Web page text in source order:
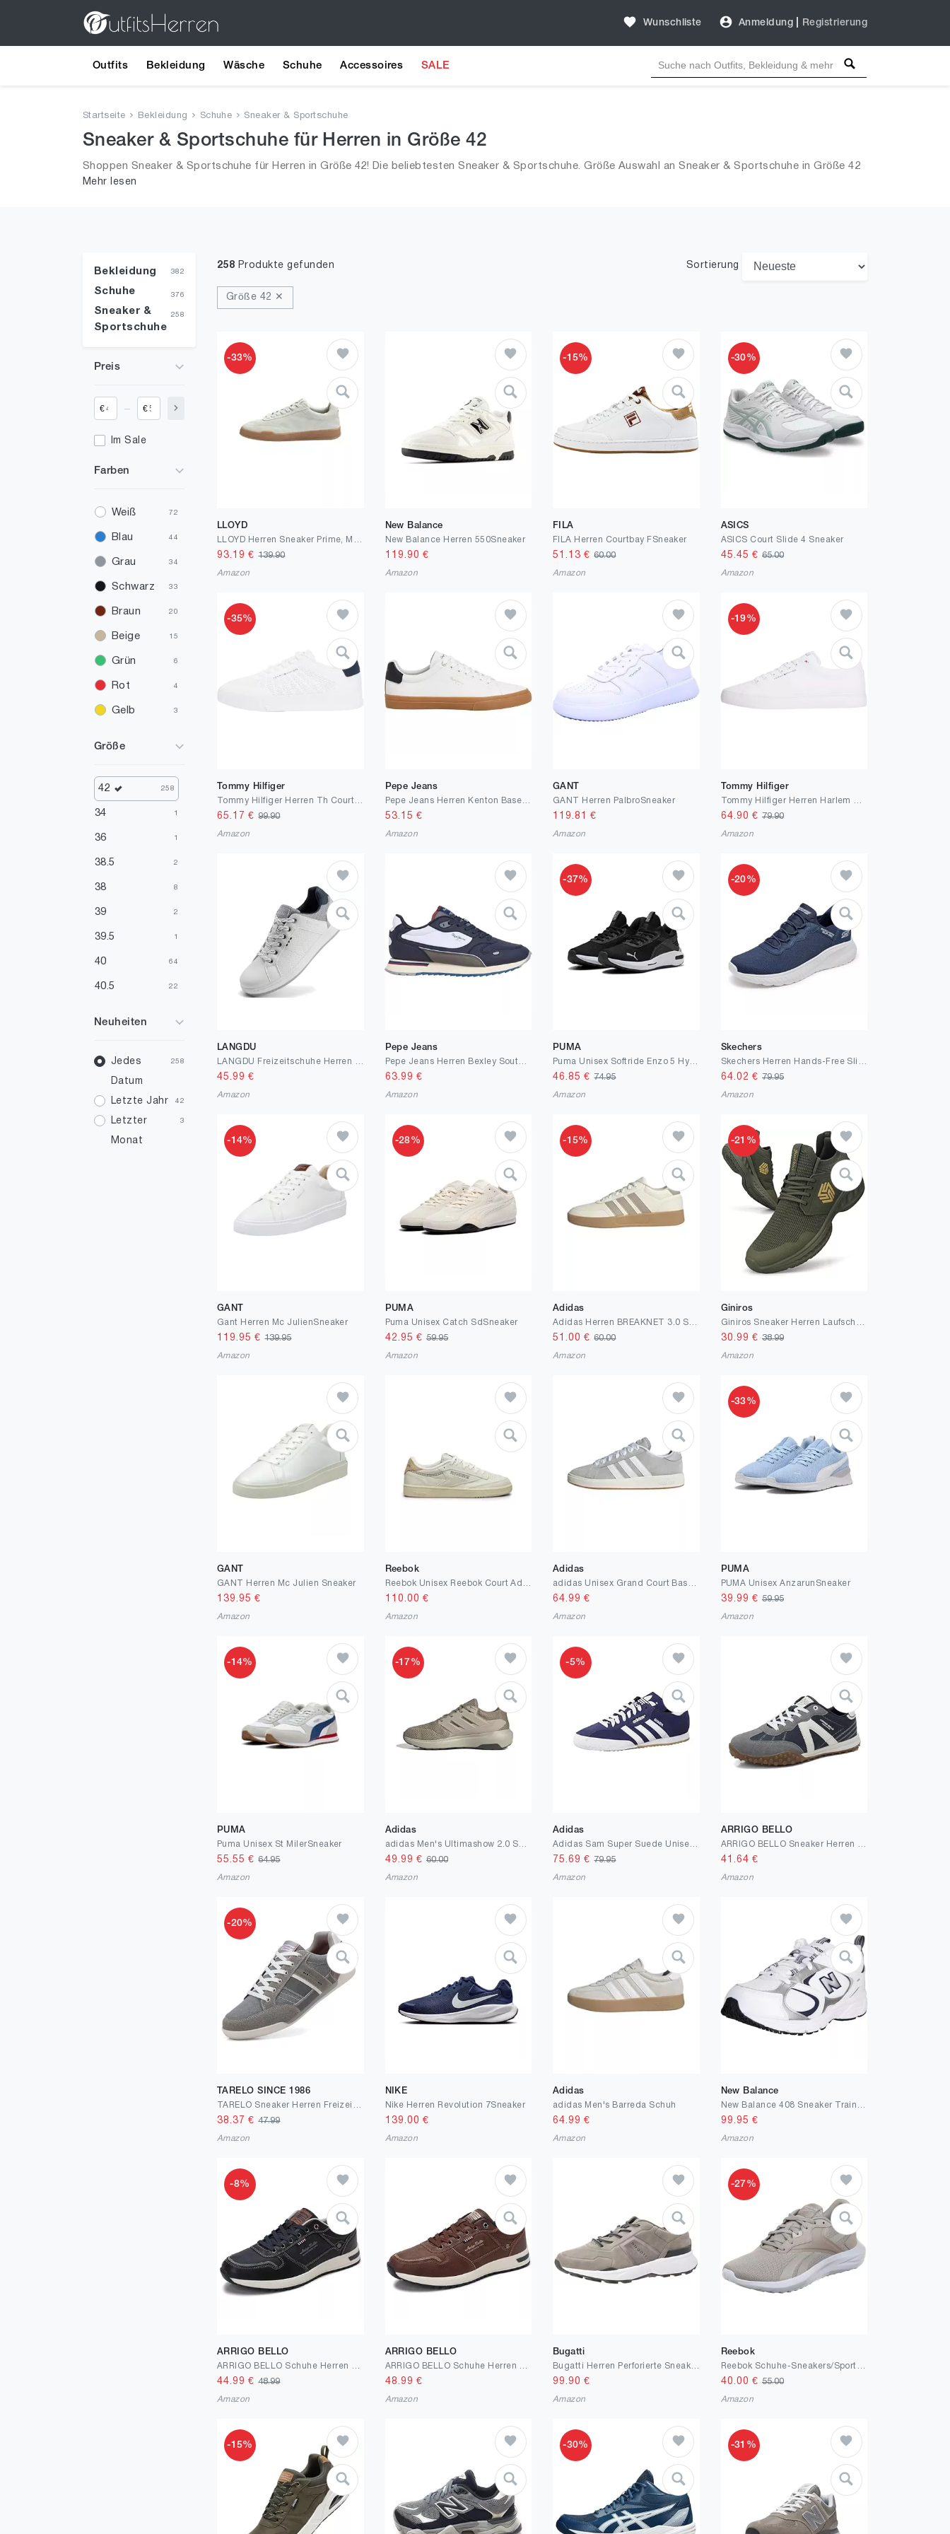
Wunschliste Anmeldung Registrierung
Outfits Bekleidung Wäsche Schuhe Accessoires SALE
Startseite Bekleidung Schuhe Sneaker & Sportschuhe
Sneaker & Sportschuhe für Herren in Größe 42
Shoppen Sneaker & Sportschuhe für Herren in Größe 42! Die beliebtesten Sneaker & Sportschuhe. Größe Auswahl an Sneaker & Sportschuhe in Größe 42
und alle Trends aus 2026 für Männer!
Mehr lesen
Bekleidung 382
Schuhe 376
Sneaker &
Sportschuhe
258
Preis
€ €
Im Sale
Farben
Weiß 72
Blau 44
Grau 34
Schwarz 33
Braun 20
Beige 15
Grün 6
Rot 4
Gelb 3
Violett 1
1
Größe
42 258
34 1
36 1
38.5 2
38 8
39 2
39.5 1
40 64
40.5 22
42.5 24
Neuheiten
Jedes
Datum
258
Letzte Jahr 42
Letzter
Monat
3
258 Produkte gefunden Sortierung
Größe 42 ✕
-33%
LLOYD
93.19 €139.90
Amazon
New Balance
New Balance Herren 550Sneaker
119.90 €
Amazon
-15%
FILA
FILA Herren Courtbay FSneaker
51.13 €60.00
Amazon
-30%
ASICS
ASICS Court Slide 4 Sneaker
45.45 € 65.00
Amazon
-35%
Tommy Hilfiger
65.17 €99.90
Amazon
Pepe Jeans
53.15 €
Amazon
GANT
GANT Herren PalbroSneaker
119.81 €
Amazon
-19%
Tommy Hilfiger
64.90 € 79.90
Amazon
LANGDU
45.99 €
Amazon
Pepe Jeans
63.99 €
Amazon
-37%
PUMA
46.85 €74.95
Amazon
-20%
Skechers
64.02 € 79.95
Amazon
-14%
GANT
Gant Herren Mc JulienSneaker
119.95 €139.95
Amazon
-28%
PUMA
Puma Unisex Catch SdSneaker
42.95 € 59.95
Amazon
-15%
Adidas
51.00 €60.00
Amazon
-21%
Giniros
30.99 € 38.99
Amazon
GANT
GANT Herren Mc Julien Sneaker
139.95 €
Amazon
Reebok
110.00 €
Amazon
Adidas
64.99 €
Amazon
-33%
PUMA
PUMA Unisex AnzarunSneaker
39.99 € 59.95
Amazon
-14%
PUMA
Puma Unisex St MilerSneaker
55.55 €64.95
Amazon
-17%
Adidas
49.99 € 60.00
Amazon
-5%
Adidas
75.69 €79.95
Amazon
ARRIGO BELLO
41.64 €
Amazon
-20%
TARELO SINCE 1986
38.37 €47.99
Amazon
NIKE
Nike Herren Revolution 7Sneaker
139.00 €
Amazon
Adidas
adidas Men's Barreda Schuh
64.99 €
Amazon
New Balance
99.95 €
Amazon
-8%
ARRIGO BELLO
44.99 €48.99
Amazon
ARRIGO BELLO
48.99 €
Amazon
Bugatti
99.90 €
Amazon
-27%
Reebok
40.00 € 55.00
Amazon
-15% -30% -31%